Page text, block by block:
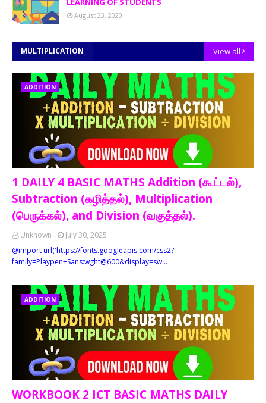
August 23, 2020
MULTIPLICATION View all
ADDITION
1 DAILY 4 BASIC MATHS Addition (கூட்டல்),
Subtraction (கழித்தல்), Multiplication
(பெருக்கல்), and Division (வகுத்தல்).
Unknown
July 30, 2025
@import url('https://fonts.googleapis.com/css2?
family=Playpen+Sans:wght@600&display=sw…
ADDITION
WORKBOOK 2 ICT BASIC MATHS DAILY